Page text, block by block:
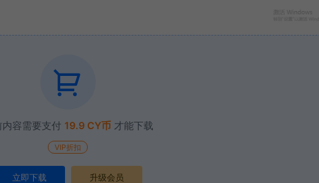
内容需要支付 19.9 CY币 才能下载
VIP折扣
立即下载 升级会员